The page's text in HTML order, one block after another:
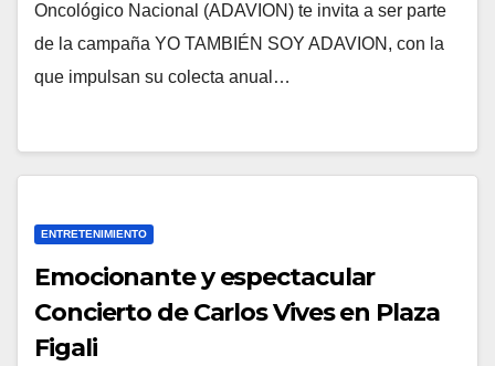
Oncológico Nacional (ADAVION) te invita a ser parte
de la campaña YO TAMBIÉN SOY ADAVION, con la
que impulsan su colecta anual…
ENTRETENIMIENTO
Emocionante y espectacular
Concierto de Carlos Vives en Plaza
Figali